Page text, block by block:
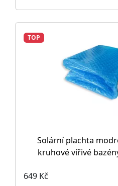
TOP
Solární plachta
kruhové vířivé
649 Kč